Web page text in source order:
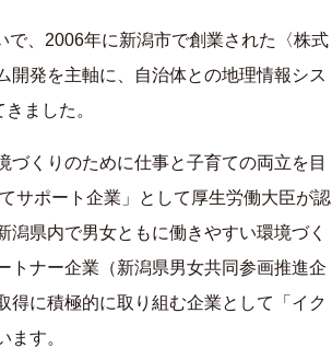
で、2006年に新潟市で創業された〈株式
開発を主軸に、自治体との地理情報シス
ました。
くりのために仕事と子育ての両立を目
サポート企業」として厚生労働大臣が認
県内で男女ともに働きやすい環境づく
トナー企業（新潟県男女共同参画推進企
得に積極的に取り組む企業として「イク
ます。